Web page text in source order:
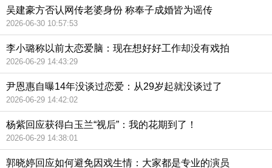
吴建豪方否认网传老婆身份 称奉子成婚皆为谣传
2026-06-30 10:57:53
李小璐称以前太恋爱脑：现在想好好工作却没有戏拍
2026-06-29 14:43:29
尹恩惠自曝14年没谈过恋爱：从29岁起就没谈过了
2026-06-29 14:42:02
杨紫回应获得白玉兰“视后”：我的花期到了！
2026-06-29 14:38:01
郭晓婷回应如何避免因戏生情：大家都是专业的演员